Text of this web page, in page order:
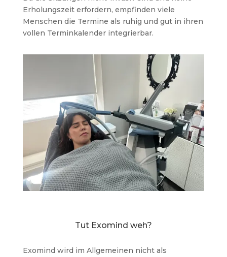
Erholungszeit erfordern, empfinden viele
Menschen die Termine als ruhig und gut in ihren
vollen Terminkalender integrierbar.
Tut Exomind weh?
Exomind wird im Allgemeinen nicht als